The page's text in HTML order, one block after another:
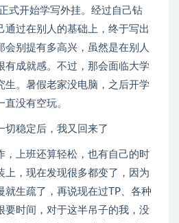
式开始学写外挂。经过自己钻
通过在别人的基础上，终于写出
会别提有多高兴，虽然是在别人
有成就感。不过，那会面临大学
生。暑假老家没电脑，之后开学
没有空玩。
切稳定后，我又回来了
，上班还算轻松，也有自己的时
上，现在发现很多都变了，因为
就生疏了，再说现在过TP、各种
要时间，对于这半吊子的我，没